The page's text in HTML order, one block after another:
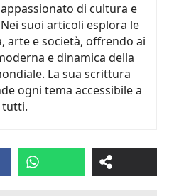
di cultura e
suoi articoli esplora le
arte e società, offrendo ai
e dinamica della
La sua scrittura
ogni tema accessibile a
tutti.